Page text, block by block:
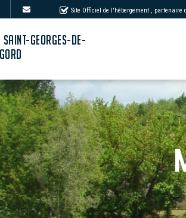
Site Officiel de l'hébergement , partenaire
GEORGES-DE-